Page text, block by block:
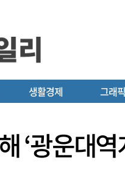
생활경제 그래
‘광운대